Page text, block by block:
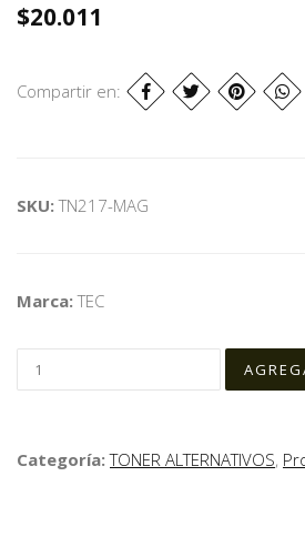
$20.011
Compartir en:
SKU:TN217-MAG
Marca:TEC
Categoría:TONER ALTERNATIVOS,